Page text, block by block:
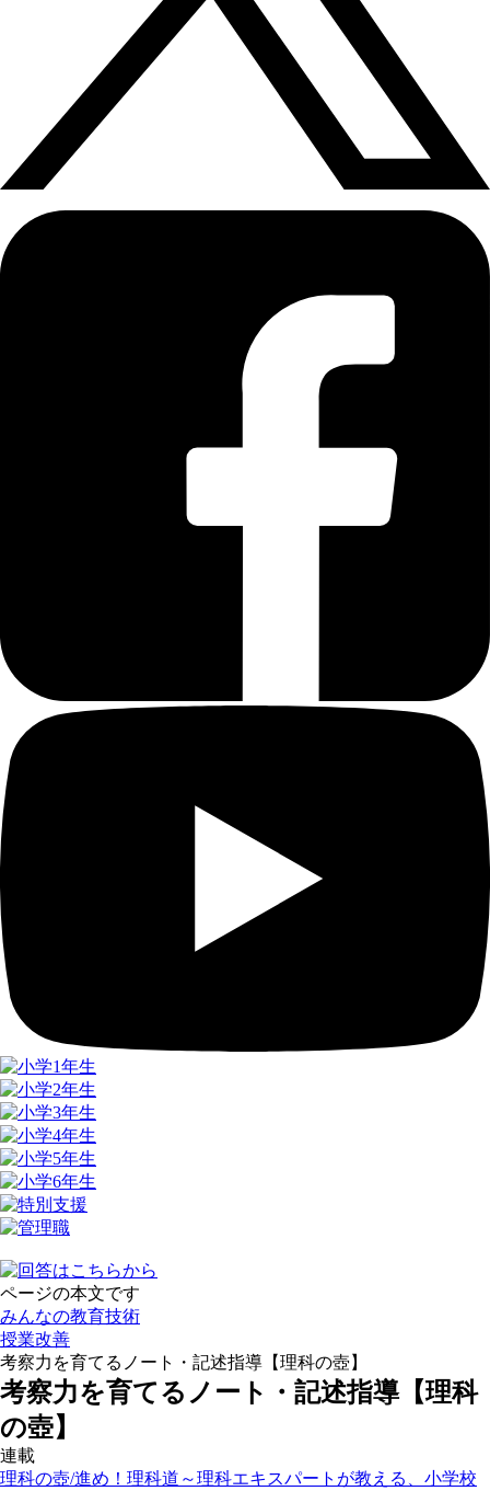
ページの本文です
みんなの教育技術
授業改善
考察力を育てるノート・記述指導【理科の壺】
考察力を育てるノート・記述指導【理科
の壺】
連載
理科の壺/進め！理科道～理科エキスパートが教える、小学校